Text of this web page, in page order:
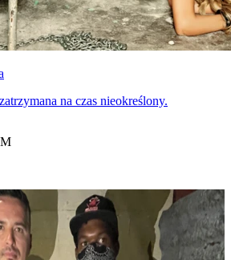
na czas nieokreślony.